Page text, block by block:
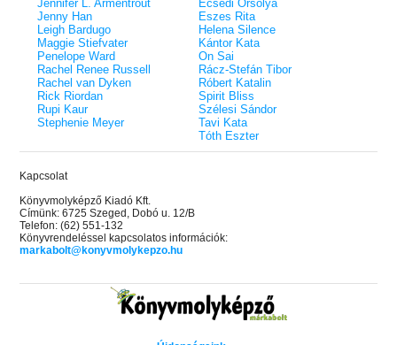
Jennifer L. Armentrout
Jenny Han
Leigh Bardugo
Maggie Stiefvater
Penelope Ward
Rachel Renee Russell
Rachel van Dyken
Rick Riordan
Rupi Kaur
Stephenie Meyer
Ecsédi Orsolya
Eszes Rita
Helena Silence
Kántor Kata
On Sai
Rácz-Stefán Tibor
Róbert Katalin
Spirit Bliss
Szélesi Sándor
Tavi Kata
Tóth Eszter
Kapcsolat
Könyvmolyképző Kiadó Kft.
Címünk: 6725 Szeged, Dobó u. 12/B
Telefon: (62) 551-132
Könyvrendeléssel kapcsolatos információk:
markabolt@konyvmolykepzo.hu